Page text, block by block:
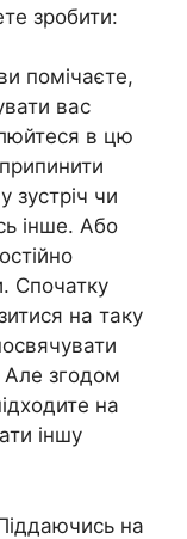
зробити:
помічаєте,
вас
в цю
зустріч чи
інше. Або
Спочатку
на таку
Але згодом
на
іншу
на